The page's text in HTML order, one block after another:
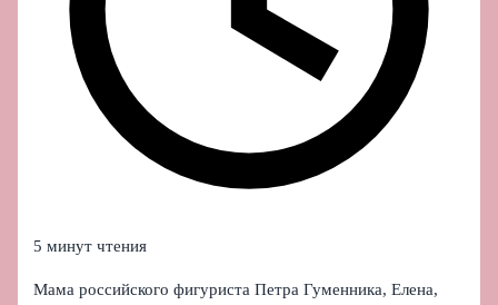
5 минут чтения
Мама российского фигуриста Петра Гуменника, Елена,